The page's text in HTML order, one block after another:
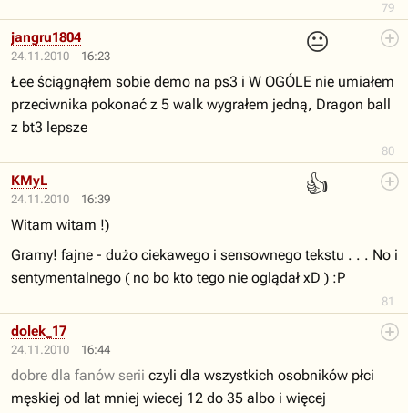
79
24.11.2010 16:23
😐
80
jangru1804
Łee ściągnąłem sobie demo na ps3 i W OGÓLE nie umiałem
przeciwnika pokonać z 5 walk wygrałem jedną, Dragon ball
z bt3 lepsze
24.11.2010 16:39
👍
81
KMyL
Witam witam !)
Gramy! fajne - dużo ciekawego i sensownego tekstu . . . No i
sentymentalnego ( no bo kto tego nie oglądał xD ) :P
24.11.2010 16:44
dolek_17
dobre dla fanów serii czyli dla wszystkich osobników płci
męskiej od lat mniej wiecej 12 do 35 albo i więcej